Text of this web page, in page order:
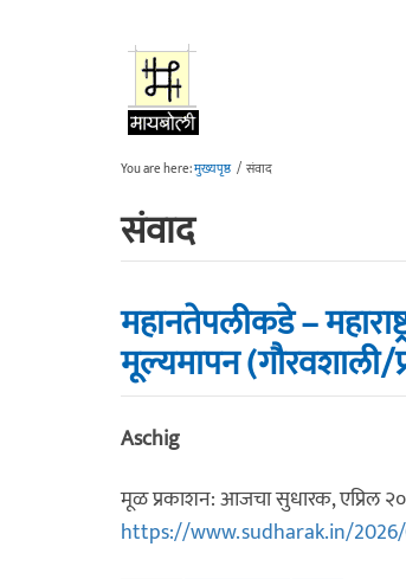
You are here:मुख्यपृष्ठ / संवाद
संवाद
महानतेपलीकडे –
मूल्यमापन (गौरवशाली/
Aschig
मूळ प्रकाशन: आजचा सुधारक, एप्रिल
https://www.sudharak.in/